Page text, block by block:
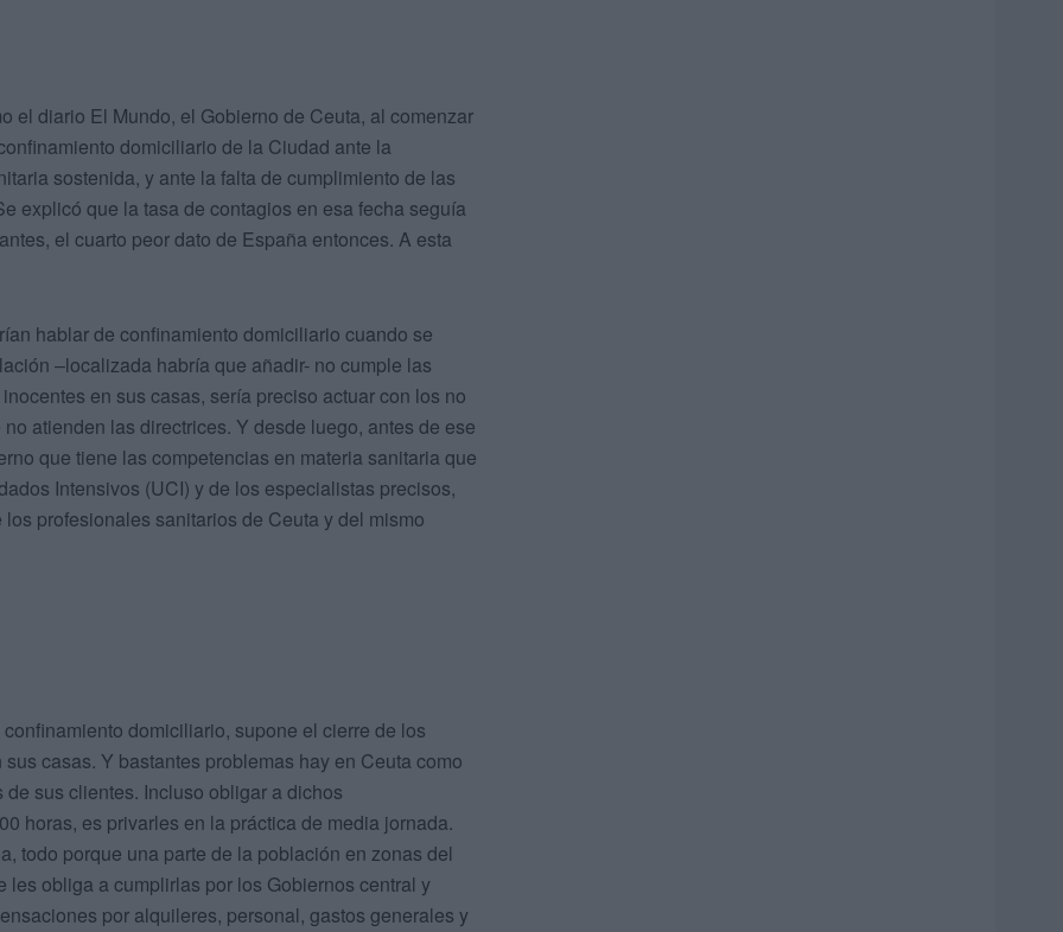
el diario El Mundo, el Gobierno de Ceuta, al comenzar
domiciliario de la Ciudad ante la
sostenida, y ante la falta de cumplimiento de las
explicó que la tasa de contagios en esa fecha seguía
el cuarto peor dato de España entonces. A esta
hablar de confinamiento domiciliario cuando se
–localizada habría que añadir- no cumple las
en sus casas, sería preciso actuar con los no
atienden las directrices. Y desde luego, antes de ese
que tiene las competencias en materia sanitaria que
Intensivos (UCI) y de los especialistas precisos,
profesionales sanitarios de Ceuta y del mismo
domiciliario, supone el cierre de los
casas. Y bastantes problemas hay en Ceuta como
sus clientes. Incluso obligar a dichos
horas, es privarles en la práctica de media jornada.
todo porque una parte de la población en zonas del
obliga a cumplirlas por los Gobiernos central y
por alquileres, personal, gastos generales y